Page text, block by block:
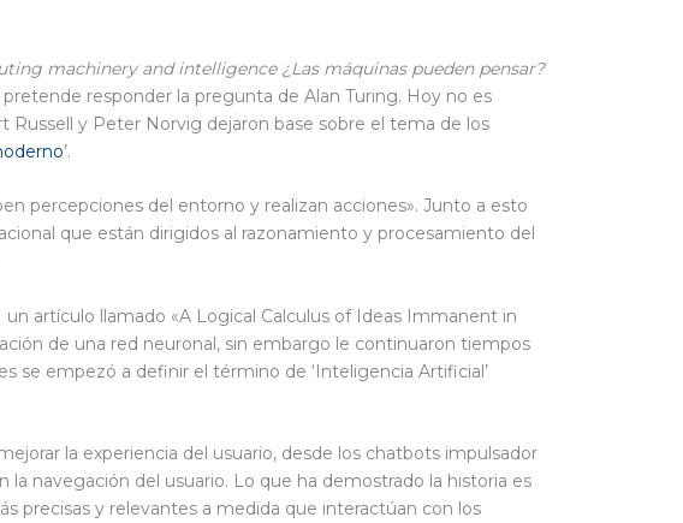
machinery and intelligence ¿Las máquinas pueden pensar?
responder la pregunta de Alan Turing. Hoy no es
y Peter Norvig dejaron base sobre el tema de los
’.
percepciones del entorno y realizan acciones». Junto a esto
que están dirigidos al razonamiento y procesamiento del
artículo llamado «A Logical Calculus of Ideas Immanent in
de una red neuronal, sin embargo le continuaron tiempos
se empezó a definir el término de ‘Inteligencia Artificial’
la experiencia del usuario, desde los chatbots impulsador
navegación del usuario. Lo que ha demostrado la historia es
precisas y relevantes a medida que interactúan con los